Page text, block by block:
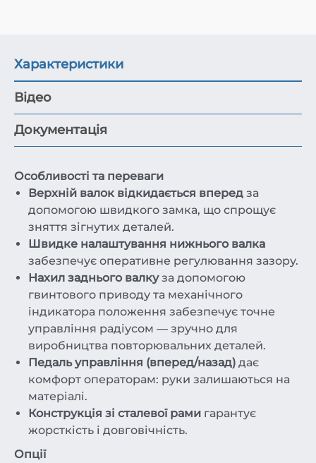
Характеристики
Відео
Документація
Особливості та переваги
Верхній валок відкидається вперед за
допомогою швидкого замка, що спрощує
зняття зігнутих деталей.
Швидке налаштування нижнього валка
забезпечує оперативне регулювання зазору.
Нахил заднього валкуза допомогою
гвинтового приводу та механічного
індикатора положення забезпечує точне
управління радіусом — зручно для
виробництва повторювальних деталей.
Педаль управління (вперед/назад) дає
комфорт операторам: руки залишаються на
матеріалі.
Конструкція зі сталевої рами гарантує
жорсткість і довговічність.
Опції